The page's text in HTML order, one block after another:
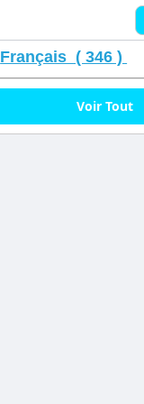
Français ( 346 )
Voir Tout